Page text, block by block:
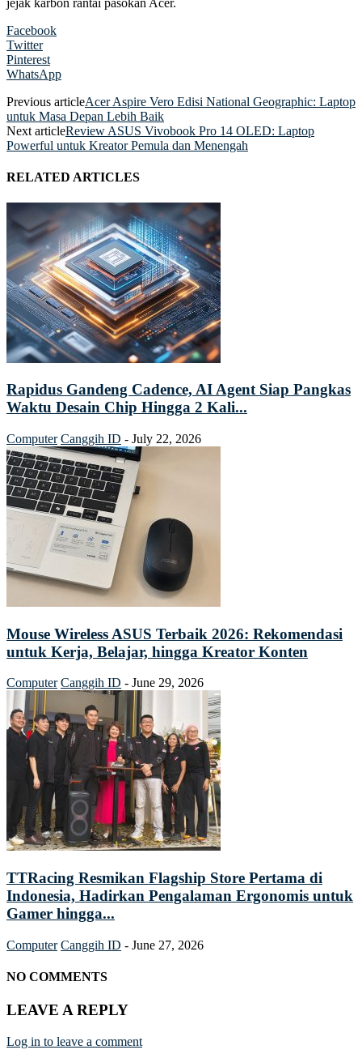
jejak karbon rantai pasokan Acer.
Facebook
Twitter
Pinterest
WhatsApp
Previous articleAcer Aspire Vero Edisi National Geographic: Laptop
untuk Masa Depan Lebih Baik
Next articleReview ASUS Vivobook Pro 14 OLED: Laptop
Powerful untuk Kreator Pemula dan Menengah
RELATED ARTICLES
Rapidus Gandeng Cadence, AI Agent Siap Pangkas
Waktu Desain Chip Hingga 2 Kali...
Computer Canggih ID - July 22, 2026
Mouse Wireless ASUS Terbaik 2026: Rekomendasi
untuk Kerja, Belajar, hingga Kreator Konten
Computer Canggih ID - June 29, 2026
TTRacing Resmikan Flagship Store Pertama di
Indonesia, Hadirkan Pengalaman Ergonomis untuk
Gamer hingga...
Computer Canggih ID - June 27, 2026
NO COMMENTS
LEAVE A REPLY
Log in to leave a comment